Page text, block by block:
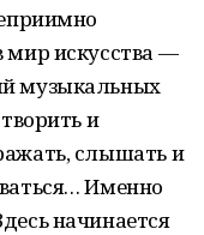
мир искусства —
музыкальных
и
слышать и
Именно
начинается